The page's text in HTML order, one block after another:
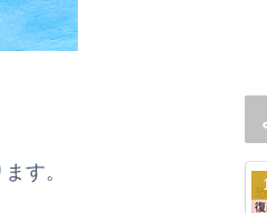
す。